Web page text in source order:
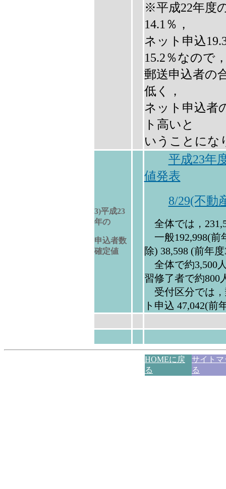
※平成22年度
14.1％，
ネット申込
15.2％なので
郵送申込者の
低く，
ネット申込者
ト高いと
いうことにな
3)平成23
年の
申込者数
確定値
平成23年
値発表
8/29(不動
全体では，
一般192,998(前
除) 38,598 (前年
全体で約3,500
習修了者で約800
受付区分では，
ト申込 47,042(前
HOMEに戻
る
サイトマ
る